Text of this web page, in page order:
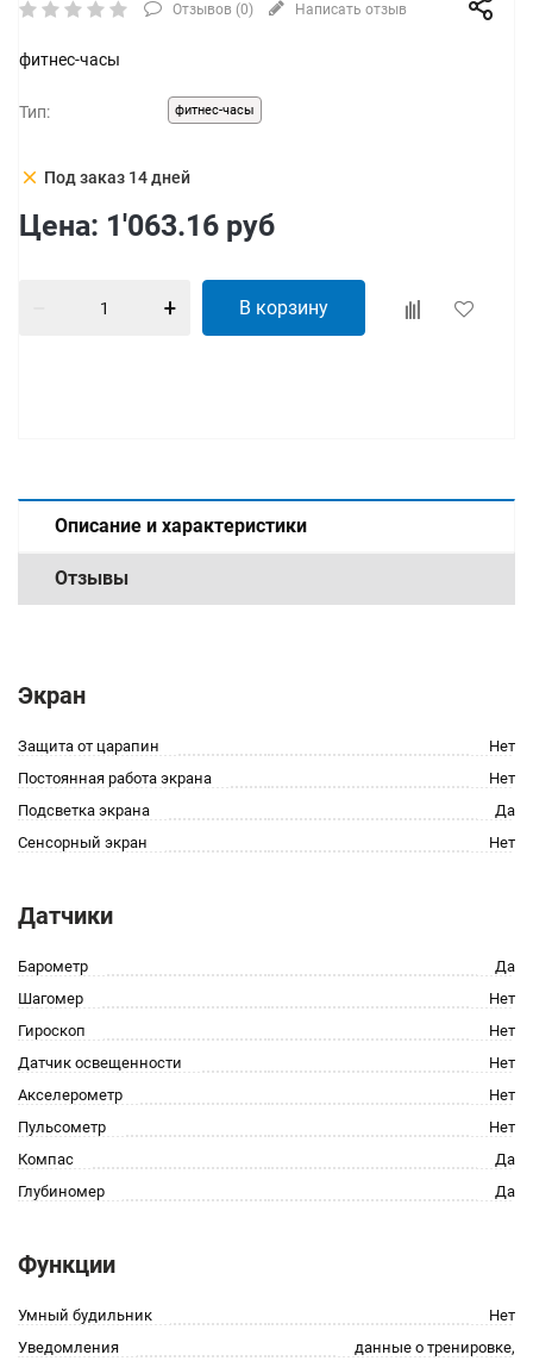
Отзывов (0) Написать отзыв
фитнес-часы
Тип: фитнес-часы
clear Под заказ 14 дней
Цена: 1'063.16 руб
В корзину
Описание и характеристики
Отзывы
Экран
Защита от царапин
Нет
Постоянная работа экрана
Нет
Подсветка экрана
Да
Сенсорный экран
Нет
Датчики
Барометр
Да
Шагомер
Нет
Гироскоп
Нет
Датчик освещенности
Нет
Акселерометр
Нет
Пульсометр
Нет
Компас
Да
Глубиномер
Да
Функции
Умный будильник
Нет
Уведомления
данные о тренировке,